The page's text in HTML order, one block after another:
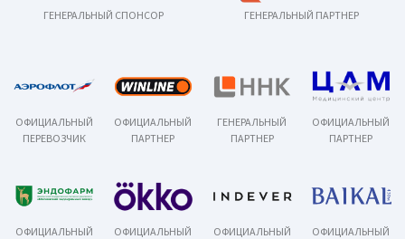
ГЕНЕРАЛЬНЫЙ СПОНСОР ГЕНЕРАЛЬНЫЙ ПАРТНЕР
ОФИЦИАЛЬНЫЙ
ПЕРЕВОЗЧИК
ОФИЦИАЛЬНЫЙ
ПАРТНЕР
ГЕНЕРАЛЬНЫЙ
ПАРТНЕР
ОФИЦИАЛЬНЫЙ
ПАРТНЕР
ОФИЦИАЛЬНЫЙ
ОФИЦИАЛЬНЫЙ
ОФИЦИАЛЬНЫЙ
ОФИЦИАЛЬНЫЙ